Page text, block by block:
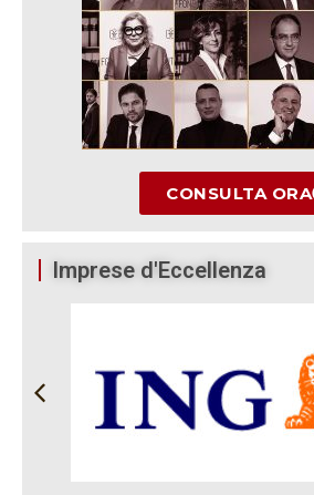
CONSULTA ORA
Imprese d'Eccellenza